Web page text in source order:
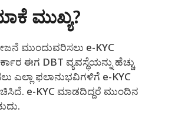
ಮುಖ್ಯ?
ಮುಂದುವರಿಸಲು e-KYC
ಈಗ DBT ವ್ಯವಸ್ಥೆಯನ್ನು ಹೆಚ್ಚು
ಎಲ್ಲಾ ಫಲಾನುಭವಿಗಳಿಗೆ e-KYC
e-KYC ಮಾಡದಿದ್ದರೆ ಮುಂದಿನ